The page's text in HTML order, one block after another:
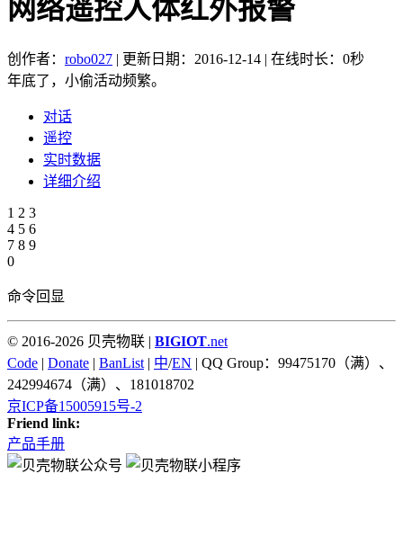
网络遥控人体红外报警
创作者： robo027 | 更新日期：2016-12-14 | 在线时长：0秒
年底了，小偷活动频繁。
对话
遥控
实时数据
详细介绍
1 2 3
4 5 6
7 8 9
0
命令回显
© 2016-2026 贝壳物联 | BIGIOT.net
Code | Donate | BanList | 中/EN | QQ Group：99475170（满）、
242994674（满）、181018702
京ICP备15005915号-2
Friend link:
产品手册